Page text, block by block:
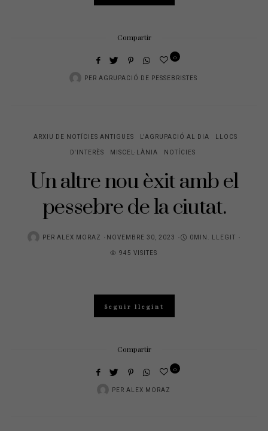
Compartir
PER AGRUPACIÓ DE PESSEBRISTES
0
ARXIU DE NOTÍCIES ANTIGUES L'AGRUPACIÓ AL DIA
LLOCS
D'INTERÈS
MISCEL·LÀNIA NOTÍCIES
Un altre nou èxit amb el
pessebre de la ciutat.
PER ALEX MORAZ
POSTED
ON
NOVEMBRE 30, 2023
0MIN. LLEGIT
945 VISITES
Seguir llegint
Compartir
PER ALEX MORAZ
0